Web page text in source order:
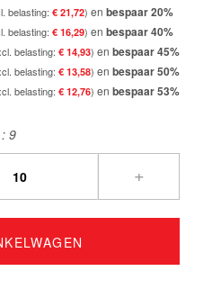
€ 21,72 en bespaar20%
€ 16,29 en bespaar40%
€ 14,93 en bespaar45%
€ 13,58 en bespaar50%
€ 12,76 en bespaar53%
9
+